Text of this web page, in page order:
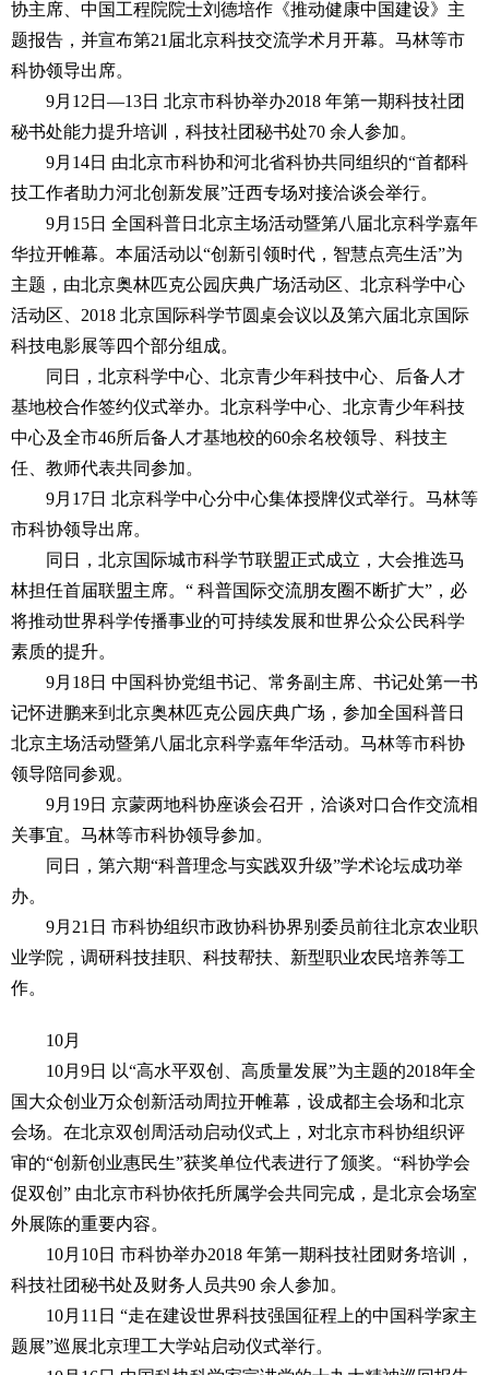
协主席、中国工程院院士刘德培作《推动健康中国建设》主
题报告，并宣布第21届北京科技交流学术月开幕。马林等市
科协领导出席。
9月12日—13日 北京市科协举办2018 年第一期科技社团
秘书处能力提升培训，科技社团秘书处70 余人参加。
9月14日 由北京市科协和河北省科协共同组织的“首都科
技工作者助力河北创新发展”迁西专场对接洽谈会举行。
9月15日 全国科普日北京主场活动暨第八届北京科学嘉年
华拉开帷幕。本届活动以“创新引领时代，智慧点亮生活”为
主题，由北京奥林匹克公园庆典广场活动区、北京科学中心
活动区、2018 北京国际科学节圆桌会议以及第六届北京国际
科技电影展等四个部分组成。
同日，北京科学中心、北京青少年科技中心、后备人才
基地校合作签约仪式举办。北京科学中心、北京青少年科技
中心及全市46所后备人才基地校的60余名校领导、科技主
任、教师代表共同参加。
9月17日 北京科学中心分中心集体授牌仪式举行。马林等
市科协领导出席。
同日，北京国际城市科学节联盟正式成立，大会推选马
林担任首届联盟主席。“ 科普国际交流朋友圈不断扩大”，必
将推动世界科学传播事业的可持续发展和世界公众公民科学
素质的提升。
9月18日 中国科协党组书记、常务副主席、书记处第一书
记怀进鹏来到北京奥林匹克公园庆典广场，参加全国科普日
北京主场活动暨第八届北京科学嘉年华活动。马林等市科协
领导陪同参观。
9月19日 京蒙两地科协座谈会召开，洽谈对口合作交流相
关事宜。马林等市科协领导参加。
同日，第六期“科普理念与实践双升级”学术论坛成功举
办。
9月21日 市科协组织市政协科协界别委员前往北京农业职
业学院，调研科技挂职、科技帮扶、新型职业农民培养等工
作。
10月
10月9日 以“高水平双创、高质量发展”为主题的2018年全
国大众创业万众创新活动周拉开帷幕，设成都主会场和北京
会场。在北京双创周活动启动仪式上，对北京市科协组织评
审的“创新创业惠民生”获奖单位代表进行了颁奖。“科协学会
促双创” 由北京市科协依托所属学会共同完成，是北京会场室
外展陈的重要内容。
10月10日 市科协举办2018 年第一期科技社团财务培训，
科技社团秘书处及财务人员共90 余人参加。
10月11日 “走在建设世界科技强国征程上的中国科学家主
题展”巡展北京理工大学站启动仪式举行。